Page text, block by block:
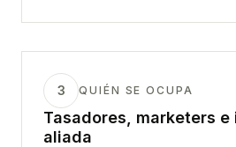
3 QUIÉN SE OCUPA
Tasadores, marketers e
aliada